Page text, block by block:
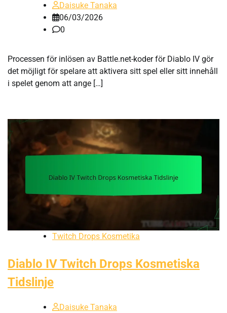
Daisuke Tanaka
06/03/2026
0
Processen för inlösen av Battle.net-koder för Diablo IV gör
det möjligt för spelare att aktivera sitt spel eller sitt innehåll
i spelet genom att ange […]
Twitch Drops Kosmetika
Diablo IV Twitch Drops Kosmetiska
Tidslinje
Daisuke Tanaka